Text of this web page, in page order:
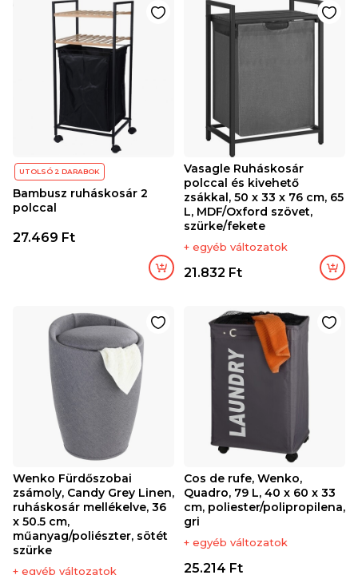
UTOLSÓ 2 DARABOK
Bambusz ruháskosár 2
polccal
27.469 Ft
Vasagle Ruháskosár
polccal és kivehető
zsákkal, 50 x 33 x 76 cm, 65
L, MDF/Oxford szövet,
szürke/fekete
+ egyéb változatok
21.832 Ft
Wenko Fürdőszobai
zsámoly, Candy Grey Linen,
ruháskosár mellékelve, 36
x 50.5 cm,
műanyag/poliészter, sötét
szürke
+ egyéb változatok
Cos de rufe, Wenko,
Quadro, 79 L, 40 x 60 x 33
cm, poliester/polipropilena,
gri
+ egyéb változatok
25.214 Ft